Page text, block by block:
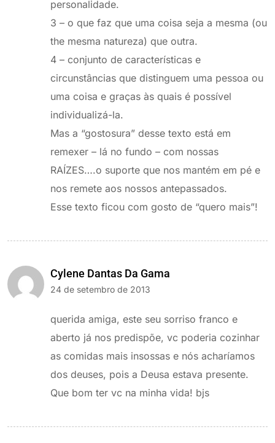
personalidade.
3 – o que faz que uma coisa seja a mesma (ou
the mesma natureza) que outra.
4 – conjunto de características e
circunstâncias que distinguem uma pessoa ou
uma coisa e graças às quais é possível
individualizá-la.
Mas a “gostosura” desse texto está em
remexer – lá no fundo – com nossas
RAÍZES….o suporte que nos mantém em pé e
nos remete aos nossos antepassados.
Esse texto ficou com gosto de “quero mais”!
Cylene Dantas Da Gama
24 de setembro de 2013
querida amiga, este seu sorriso franco e
aberto já nos predispõe, vc poderia cozinhar
as comidas mais insossas e nós acharíamos
dos deuses, pois a Deusa estava presente.
Que bom ter vc na minha vida! bjs